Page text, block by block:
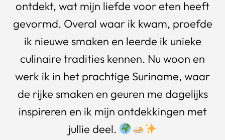
ontdekt, wat mijn liefde voor eten heeft
gevormd. Overal waar ik kwam, proefde
ik nieuwe smaken en leerde ik unieke
culinaire tradities kennen. Nu woon en
werk ik in het prachtige Suriname, waar
de rijke smaken en geuren me dagelijks
inspireren en ik mijn ontdekkingen met
jullie deel.